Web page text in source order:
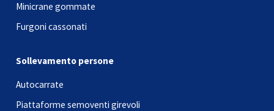
Minicrane gommate
Furgoni cassonati
Sollevamento persone
Autocarrate
Piattaforme semoventi girevoli